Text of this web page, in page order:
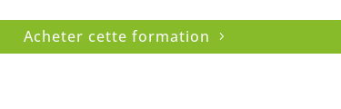
Acheter cette formation